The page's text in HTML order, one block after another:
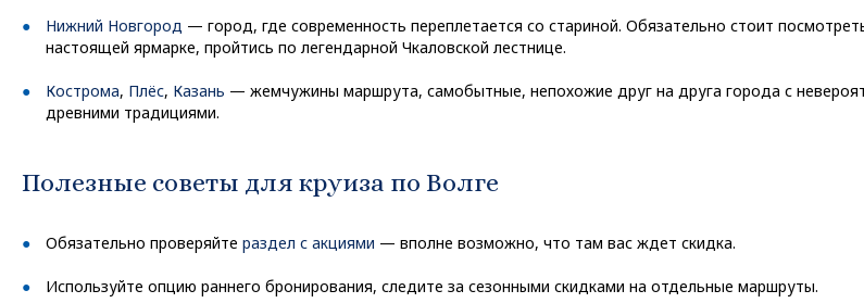
Нижний Новгород — город, где современность переплетается со стариной. Обязательно стоит
настоящей ярмарке, пройтись по легендарной Чкаловской лестнице.
Кострома, Плёс, Казань — жемчужины маршрута, самобытные, непохожие друг на друга города с
древними традициями.
Полезные советы для круиза по Волге
Обязательно проверяйте раздел с акциями — вполне возможно, что там вас ждет скидка.
Используйте опцию раннего бронирования, следите за сезонными скидками на отдельные маршруты.